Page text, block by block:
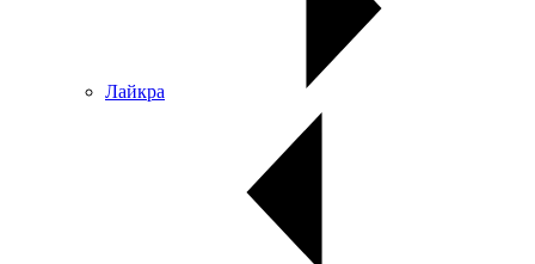
Лайкра